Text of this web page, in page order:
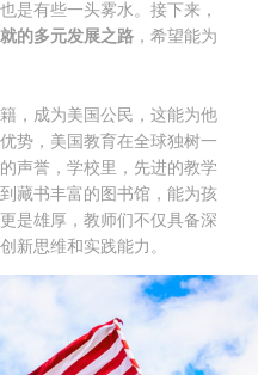
是有些一头雾水。接下来，
的多元发展之路 ，希望能为
，成为美国公民，这能为他
势，美国教育在全球独树一
声誉，学校里，先进的教学
藏书丰富的图书馆，能为孩
是雄厚，教师们不仅具备深
新思维和实践能力。
赴美生子问答